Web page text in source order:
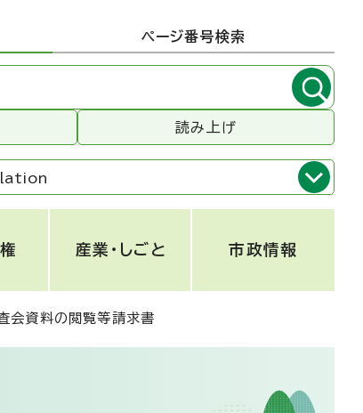
ページ番号検索
読み上げ
産業・しごと 市政情報
資料の閲覧等請求書